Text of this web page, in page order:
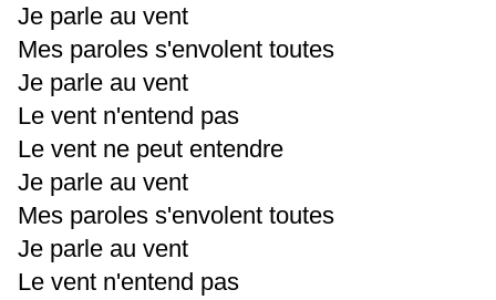
Je parle au vent
Mes paroles s'envolent toutes
Je parle au vent
Le vent n'entend pas
Le vent ne peut entendre
Je parle au vent
Mes paroles s'envolent toutes
Je parle au vent
Le vent n'entend pas